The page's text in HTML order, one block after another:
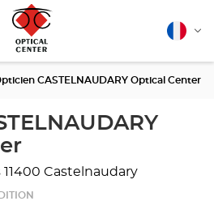
Français
CASTELNAUDARY Optical Center
11400 Castelnaudary